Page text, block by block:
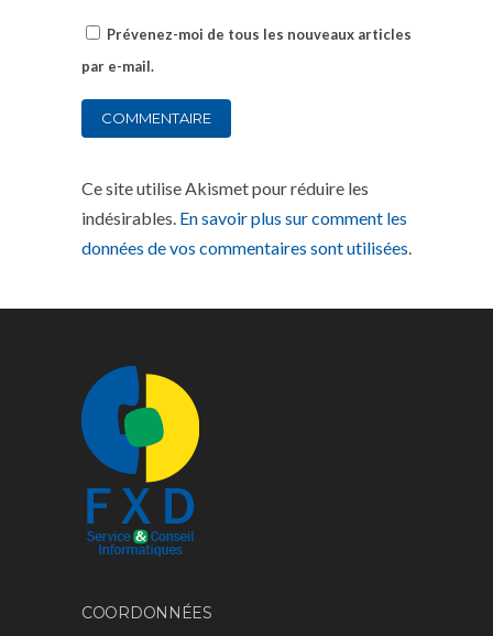
Prévenez-moi de tous les nouveaux articles
par e-mail.
Ce site utilise Akismet pour réduire les
indésirables. En savoir plus sur comment les
données de vos commentaires sont utilisées.
COORDONNÉES